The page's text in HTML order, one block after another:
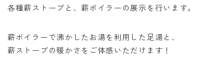
各種薪ストーブと、薪ボイラーの展示を行います。
薪ボイラーで沸かしたお湯を利用した足湯と、
薪ストーブの暖かさをご体感いただけます！